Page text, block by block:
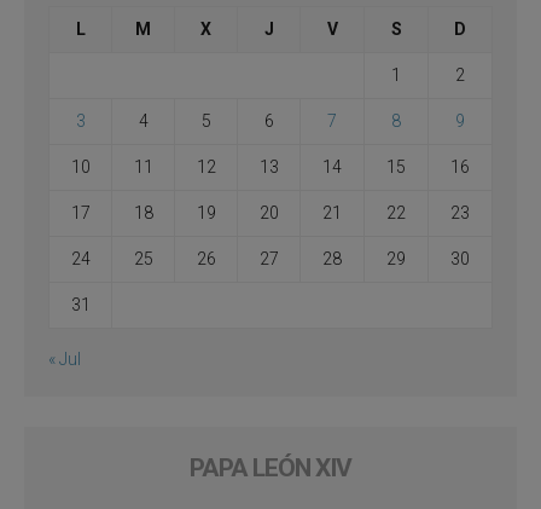
L M X J V S D
1 2
3 4 5 6 7 8 9
10 11 12 13 14 15 16
17 18 19 20 21 22 23
24 25 26 27 28 29 30
31
« Jul
PAPA LEÓN XIV